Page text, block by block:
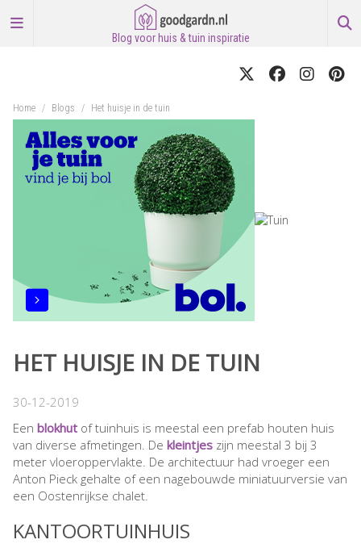
Blog voor huis & tuin inspiratie
Home / Blogs / Het huisje in de tuin
HET HUISJE IN DE TUIN
30-12-2019
Een blokhut of tuinhuis is meestal een prefab houten huis
van diverse afmetingen. De kleintjes zijn meestal 3 bij 3
meter vloeroppervlakte. De architectuur had vroeger een
Anton Pieck gehalte of een nagebouwde miniatuurversie van
een Oostenrijkse chalet.
KANTOORTUINHUIS